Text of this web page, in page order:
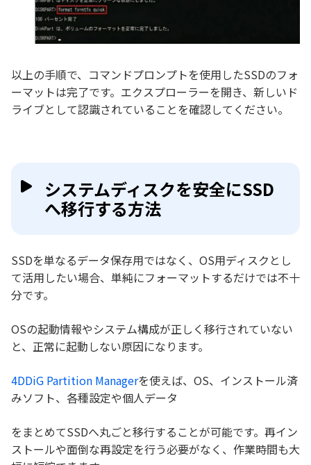
以上の手順で、コマンドプロンプトを使用したSSDのフォ
ーマットは完了です。エクスプローラーを開き、新しいド
ライブとして認識されていることを確認してください。
システムディスクを安全にSSD
へ移行する方法
SSDを単なるデータ保存用ではなく、OS用ディスクとし
て活用したい場合、単純にフォーマットするだけでは不十
分です。
OSの起動情報やシステム構成が正しく移行されていない
と、正常に起動しない原因になります。
4DDiG Partition Managerを使えば、OS、インストール済
みソフト、各種設定や個人データ
をまとめてSSDへ丸ごと移行することが可能です。再イン
ストールや面倒な再設定を行う必要がなく、作業時間も大